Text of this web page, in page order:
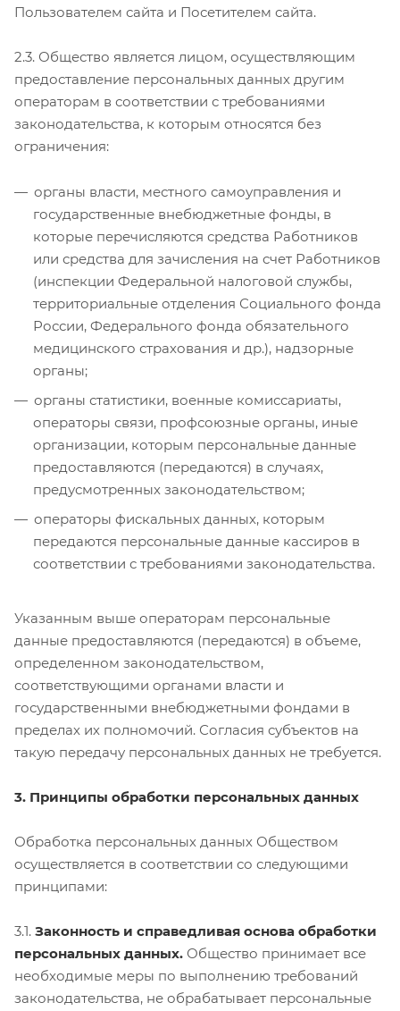
Пользователем сайта и Посетителем сайта.
2.3. Общество является лицом, осуществляющим
предоставление персональных данных другим
операторам в соответствии с требованиями
законодательства, к которым относятся без
ограничения:
органы власти, местного самоуправления и
государственные внебюджетные фонды, в
которые перечисляются средства Работников
или средства для зачисления на счет Работников
(инспекции Федеральной налоговой службы,
территориальные отделения Социального фонда
России, Федерального фонда обязательного
медицинского страхования и др.), надзорные
органы;
органы статистики, военные комиссариаты,
операторы связи, профсоюзные органы, иные
организации, которым персональные данные
предоставляются (передаются) в случаях,
предусмотренных законодательством;
операторы фискальных данных, которым
передаются персональные данные кассиров в
соответствии с требованиями законодательства.
Указанным выше операторам персональные
данные предоставляются (передаются) в объеме,
определенном законодательством,
соответствующими органами власти и
государственными внебюджетными фондами в
пределах их полномочий. Согласия субъектов на
такую передачу персональных данных не требуется.
3. Принципы обработки персональных данных
Обработка персональных данных Обществом
осуществляется в соответствии со следующими
принципами:
3.1. Законность и справедливая основа обработки
персональных данных. Общество принимает все
необходимые меры по выполнению требований
законодательства, не обрабатывает персональные